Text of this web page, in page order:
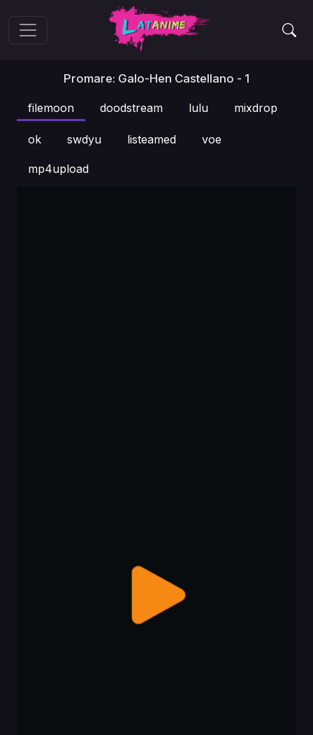
Promare: Galo-Hen Castellano - 1
filemoon doodstream lulu mixdrop
ok swdyu listeamed voe
mp4upload